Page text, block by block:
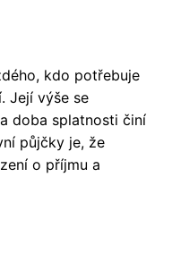
kdo potřebuje
Její výše se
doba splatnosti činí
půjčky je, že
o příjmu a